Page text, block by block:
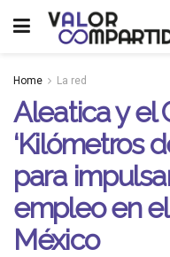
Home La red
Aleatica y el
‘Kilómetros
para
empleo en
México